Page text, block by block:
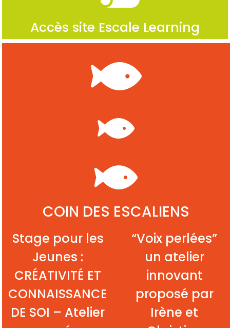
Accès site Escale Learning
COIN DES ESCALIENS
Stage pour les
Jeunes :
CRÉATIVITÉ ET
CONNAISSANCE
DE SOI – Atelier
“Voix perlées”
un atelier
innovant
proposé par
Irène et